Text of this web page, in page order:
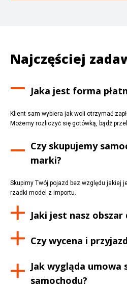
Najczęściej
Jaka jest forma
Klient sam wybiera jak woli otrzymać
Możemy rozliczyć się gotówką, bądź
Czy skupujemy
marki?
Skupimy Twój pojazd bez względu jakiej
rzadki model z importu.
Jaki jest nasz obszar
Czy wycena i
Jak wygląda umowa
samochodu?